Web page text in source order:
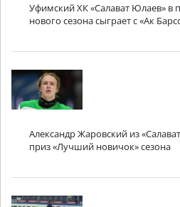
Уфимский ХК «Салават Юлаев»
нового сезона сыграет с «Ак
Александр Жаровский из
приз «Лучший новичок» сезона